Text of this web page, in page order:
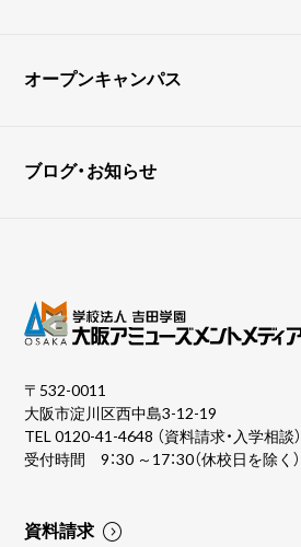
オープンキャンパス
ブログ・お知らせ
〒532-0011
大阪市淀川区西中島3-12-19
TEL0120-41-4648 （資料請求・入学相談）
受付時間 9：30 ～17：30（休校日を除く）
資料請求